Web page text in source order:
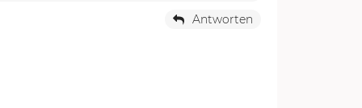
Antworten